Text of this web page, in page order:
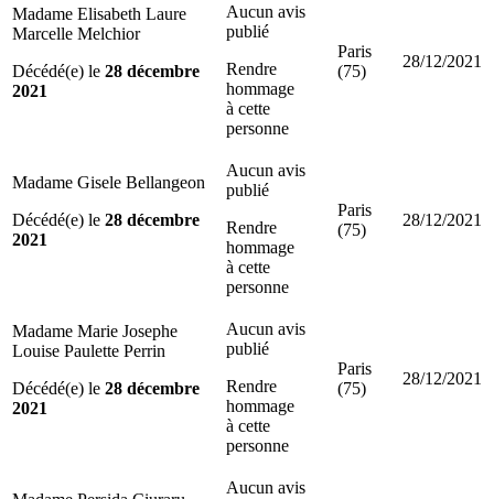
Madame Elisabeth Laure
Marcelle Melchior
Décédé(e) le 28 décembre
2021
Aucun avis
publié
Rendre
hommage
à cette
personne
Paris
(75)
28/12/2021
Madame Gisele Bellangeon
Décédé(e) le 28 décembre
2021
Aucun avis
publié
Rendre
hommage
à cette
personne
Paris
(75)
28/12/2021
Madame Marie Josephe
Louise Paulette Perrin
Décédé(e) le 28 décembre
2021
Aucun avis
publié
Rendre
hommage
à cette
personne
Paris
(75)
28/12/2021
Aucun avis